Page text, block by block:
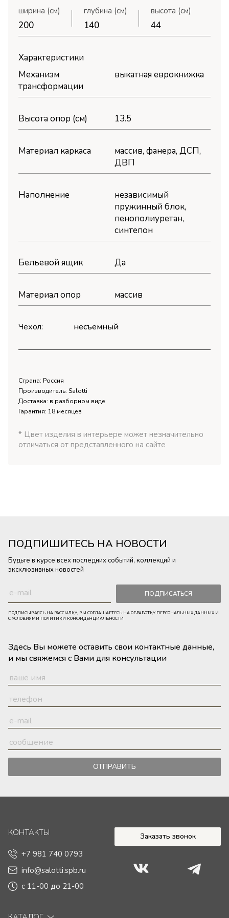
ширина (см)
200
глубина (см)
140
высота (см)
44
Характеристики
Механизм
трансформации
выкатная еврокнижка
Высота опор (см) 13.5
Материал каркаса
массив, фанера, ДСП,
ДВП
Наполнение
независимый
пружинный блок,
пенополиуретан,
синтепон
Бельевой ящик Да
Материал опор массив
Чехол: несъемный
Страна: Россия
Производитель: Salotti
Доставка: в разборном виде
Гарантия: 18 месяцев
* Цвет изделия в интерьере может незначительно
отличаться от представленного на сайте
ПОДПИШИТЕСЬ НА НОВОСТИ
Будьте в курсе всех последних событий, коллекций и
эксклюзивных новостей
ПОДПИСАТЬСЯ
ПОДПИСЫВАЯСЬ НА РАССЫЛКУ, ВЫ СОГЛАШАЕТЕСЬ НА ОБРАБОТКУ ПЕРСОНАЛЬНЫХ ДАННЫХ И
С УСЛОВИЯМИ ПОЛИТИКИ КОНФИДЕНЦИАЛЬНОСТИ
Здесь Вы можете оставить свои контактные данные,
и мы свяжемся с Вами для консультации
ОТПРАВИТЬ
КОНТАКТЫ
+7 981 740 0793
info@salotti.spb.ru
с 11-00 до 21-00
Заказать звонок